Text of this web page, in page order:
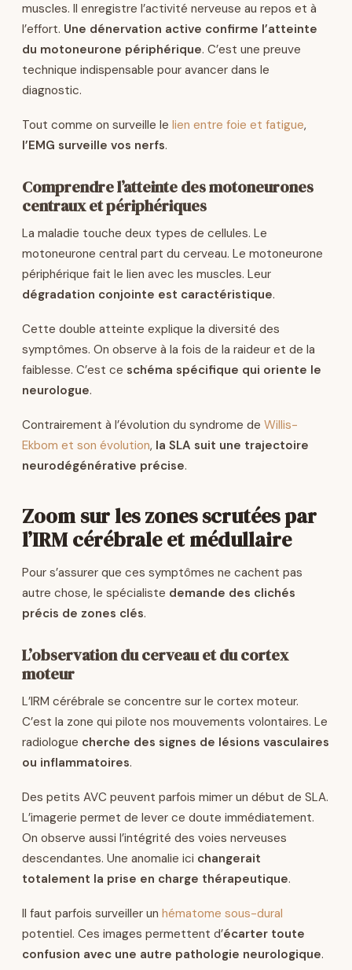
muscles. Il enregistre l’activité nerveuse au repos et à
l’effort. Une dénervation active confirme l’atteinte
du motoneurone périphérique. C’est une preuve
technique indispensable pour avancer dans le
diagnostic.
Tout comme on surveille le lien entre foie et fatigue,
l’EMG surveille vos nerfs.
Comprendre l’atteinte des motoneurones
centraux et périphériques
La maladie touche deux types de cellules. Le
motoneurone central part du cerveau. Le motoneurone
périphérique fait le lien avec les muscles. Leur
dégradation conjointe est caractéristique.
Cette double atteinte explique la diversité des
symptômes. On observe à la fois de la raideur et de la
faiblesse. C’est ce schéma spécifique qui oriente le
neurologue.
Contrairement à l’évolution du syndrome de Willis-
Ekbom et son évolution, la SLA suit une trajectoire
neurodégénérative précise.
Zoom sur les zones scrutées par
l’IRM cérébrale et médullaire
Pour s’assurer que ces symptômes ne cachent pas
autre chose, le spécialiste demande des clichés
précis de zones clés.
L’observation du cerveau et du cortex
moteur
L’IRM cérébrale se concentre sur le cortex moteur.
C’est la zone qui pilote nos mouvements volontaires. Le
radiologue cherche des signes de lésions vasculaires
ou inflammatoires.
Des petits AVC peuvent parfois mimer un début de SLA.
L’imagerie permet de lever ce doute immédiatement.
On observe aussi l’intégrité des voies nerveuses
descendantes. Une anomalie ici changerait
totalement la prise en charge thérapeutique.
Il faut parfois surveiller un hématome sous-dural
potentiel. Ces images permettent d’écarter toute
confusion avec une autre pathologie neurologique.